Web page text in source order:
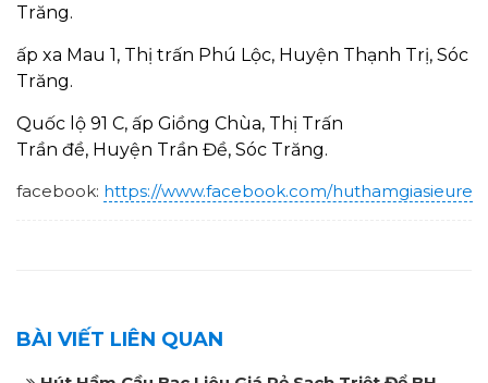
Trăng.
ấp xa Mau 1, Thị trấn Phú Lộc, Huyện Thạnh Trị, Sóc
Trăng.
Quốc lộ 91 C, ấp Giồng Chùa, Thị Trấn
Trần đề, Huyện Trần Đề, Sóc Trăng.
facebook: https://www.facebook.com/huthamgiasieure
BÀI VIẾT LIÊN QUAN